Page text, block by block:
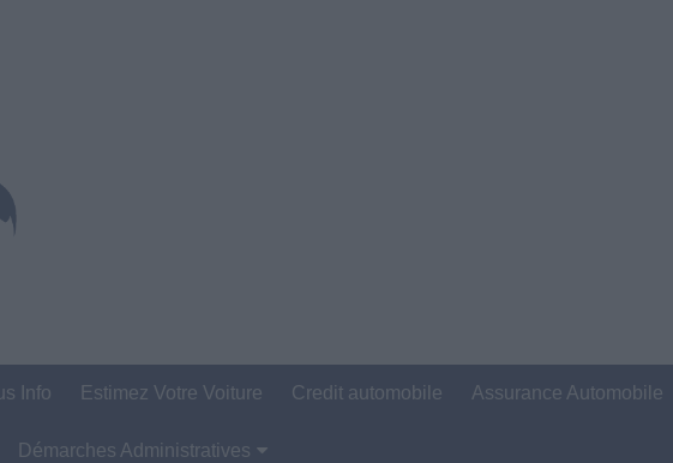
Info Estimez Votre Voiture Credit automobile Assurance Automobile
Démarches Administratives